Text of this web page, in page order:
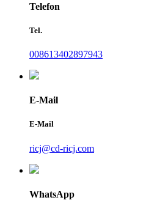
Telefon
Tel.
008613402897943
E-Mail
E-Mail
ricj@cd-ricj.com
WhatsApp